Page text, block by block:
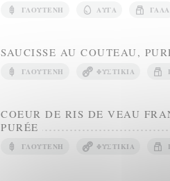
ΓΛΟΥΤΈΝΗ ΑΥΓΆ ΓΆΛΑ
SAUCISSE AU COUTEAU,
ΓΛΟΥΤΈΝΗ ΦΥΣΤΊΚΙΑ
COEUR DE RIS DE VEAU
PURÉE
ΓΛΟΥΤΈΝΗ ΦΥΣΤΊΚΙΑ